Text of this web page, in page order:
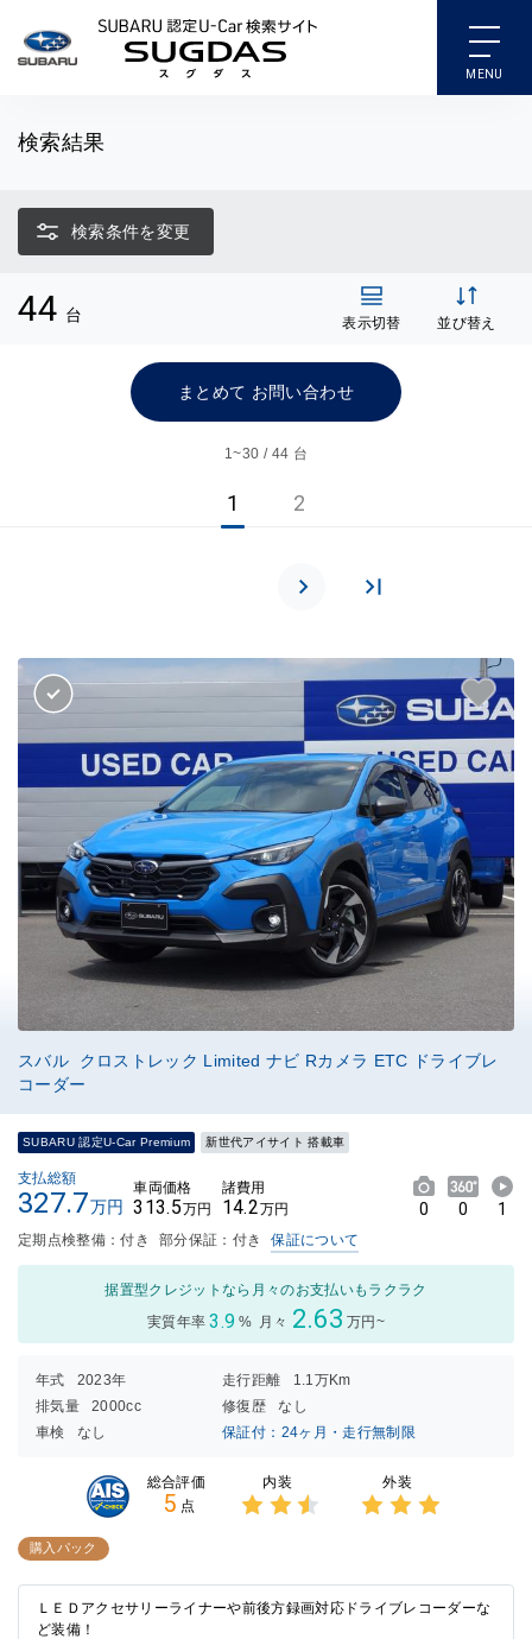
SUBARU 認定U-Car検索
検索結果
検索条件を変更
44 台 表示切替 並び替え
まとめて お問い合わせ
1~30 / 44 台
1 2
スバル クロストレック Limited ナビ Rカメラ ETC ドライブレ
コーダー
SUBARU 認定U-Car Premium 新世代アイサイト 搭載車
支払総額
327.7万円
車両価格
313.5万円
諸費用
14.2万円 0 0 1
定期点検整備：付き 部分保証：付き 保証について
据置型クレジットなら月々のお支払いもラクラク
実質年率 3.9 % 月々 2.63 万円~
年式 2023年 走行距離
1.1万Km
排気量
2000cc 修復歴
なし
車検
なし 保証付：24ヶ月・走行無制限
総合評価
5 点
内装 外装
購入パック
ＬＥＤアクセサリーライナーや前後方録画対応ドライブレコーダーな
ど装備！